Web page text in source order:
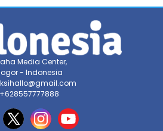
Media Center,
- Indonesia
+628557777888